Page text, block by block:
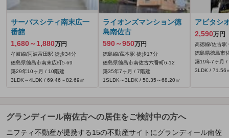
サーパスシティ南末広一
番館
1,680～1,880万円
牟岐線/阿波富田駅 徒歩34分
徳島県徳島市南末広町5-69
築29年10ヶ月 / 10階建
3LDK～4LDK / 69.46～82.69㎡
ライオンズマンション徳
島南佐古
590～950万円
徳島線/蔵本駅 徒歩17分
徳島県徳島市南佐古六番町6-12
築35年7ヶ月 / 7階建
1SLDK～3LDK / 50.35～68.20㎡
アビタシ
2,590万円
高徳線/佐古駅
徳島県徳島市
築19年7ヶ月 /
3LDK / 71.56
グランディール南佐古への居住をご検討中の方へ
ニフティ不動産が提携する15の不動産サイトにグランディール南佐